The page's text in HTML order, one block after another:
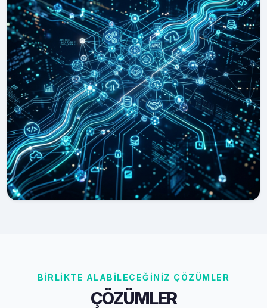
BİRLİKTE ALABİLECEĞİNİZ ÇÖZÜMLER
ÇÖZÜMLER